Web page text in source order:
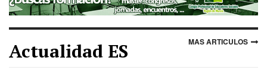
Actualidad ES MAS ARTICULOS